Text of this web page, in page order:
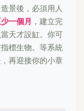
景後，必須用人
一個月 ，建立完
天才設缸。你可
標生物。等系統
再迎接你的小章